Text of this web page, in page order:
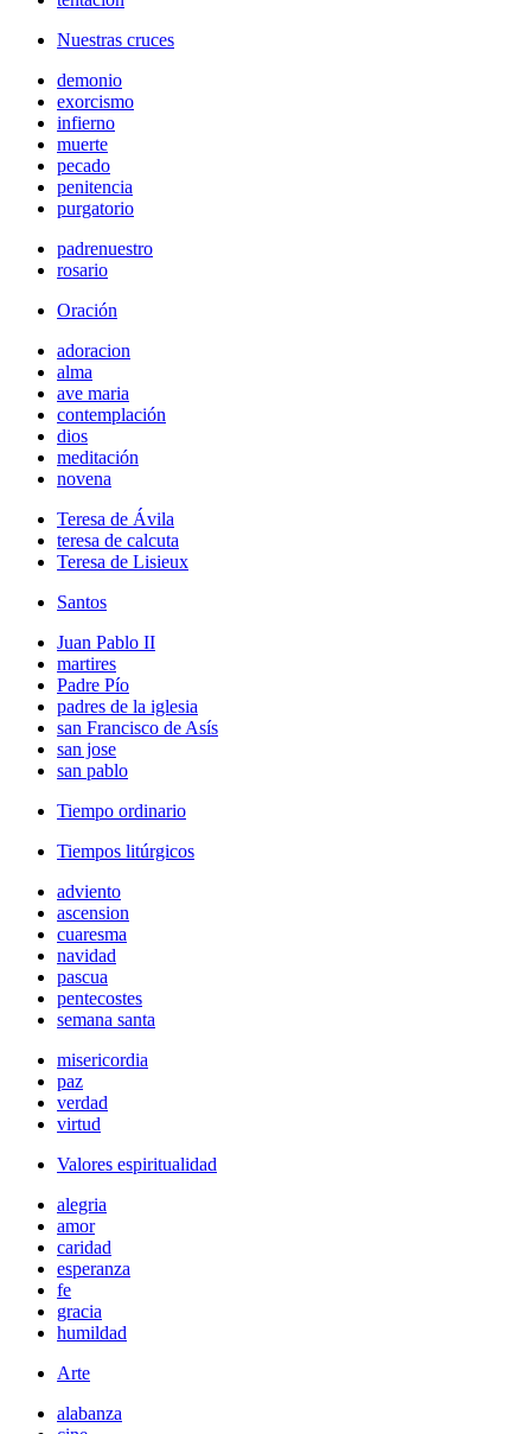
Nuestras cruces
demonio
exorcismo
infierno
muerte
pecado
penitencia
purgatorio
padrenuestro
rosario
Oración
adoracion
alma
ave maria
contemplación
dios
meditación
novena
Teresa de Ávila
teresa de calcuta
Teresa de Lisieux
Santos
Juan Pablo II
martires
Padre Pío
padres de la iglesia
san Francisco de Asís
san jose
san pablo
Tiempo ordinario
Tiempos litúrgicos
adviento
ascension
cuaresma
navidad
pascua
pentecostes
semana santa
misericordia
paz
verdad
virtud
Valores espiritualidad
alegria
amor
caridad
esperanza
fe
gracia
humildad
Arte
alabanza